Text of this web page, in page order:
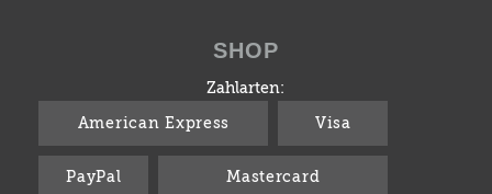
SHOP
Zahlarten:
American Express Visa
PayPal Mastercard